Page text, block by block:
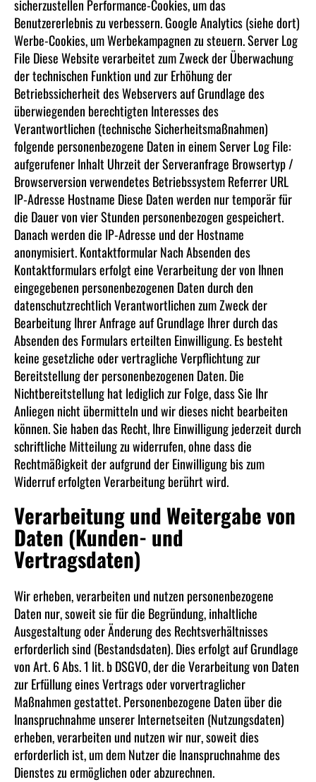
sicherzustellen Performance-Cookies, um das
Benutzererlebnis zu verbessern. Google Analytics (siehe dort)
Werbe-Cookies, um Werbekampagnen zu steuern. Server Log
File Diese Website verarbeitet zum Zweck der Überwachung
der technischen Funktion und zur Erhöhung der
Betriebssicherheit des Webservers auf Grundlage des
überwiegenden berechtigten Interesses des
Verantwortlichen (technische Sicherheitsmaßnahmen)
folgende personenbezogene Daten in einem Server Log File:
aufgerufener Inhalt Uhrzeit der Serveranfrage Browsertyp /
Browserversion verwendetes Betriebssystem Referrer URL
IP-Adresse Hostname Diese Daten werden nur temporär für
die Dauer von vier Stunden personenbezogen gespeichert.
Danach werden die IP-Adresse und der Hostname
anonymisiert. Kontaktformular Nach Absenden des
Kontaktformulars erfolgt eine Verarbeitung der von Ihnen
eingegebenen personenbezogenen Daten durch den
datenschutzrechtlich Verantwortlichen zum Zweck der
Bearbeitung Ihrer Anfrage auf Grundlage Ihrer durch das
Absenden des Formulars erteilten Einwilligung. Es besteht
keine gesetzliche oder vertragliche Verpflichtung zur
Bereitstellung der personenbezogenen Daten. Die
Nichtbereitstellung hat lediglich zur Folge, dass Sie Ihr
Anliegen nicht übermitteln und wir dieses nicht bearbeiten
können. Sie haben das Recht, Ihre Einwilligung jederzeit durch
schriftliche Mitteilung zu widerrufen, ohne dass die
Rechtmäßigkeit der aufgrund der Einwilligung bis zum
Widerruf erfolgten Verarbeitung berührt wird.
Verarbeitung und Weitergabe von
Daten (Kunden- und
Vertragsdaten)
Wir erheben, verarbeiten und nutzen personenbezogene
Daten nur, soweit sie für die Begründung, inhaltliche
Ausgestaltung oder Änderung des Rechtsverhältnisses
erforderlich sind (Bestandsdaten). Dies erfolgt auf Grundlage
von Art. 6 Abs. 1 lit. b DSGVO, der die Verarbeitung von Daten
zur Erfüllung eines Vertrags oder vorvertraglicher
Maßnahmen gestattet. Personenbezogene Daten über die
Inanspruchnahme unserer Internetseiten (Nutzungsdaten)
erheben, verarbeiten und nutzen wir nur, soweit dies
erforderlich ist, um dem Nutzer die Inanspruchnahme des
Dienstes zu ermöglichen oder abzurechnen.